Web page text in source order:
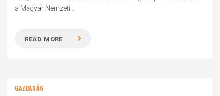
a Magyar Nemzeti...
READ MORE
GAZDASÁG